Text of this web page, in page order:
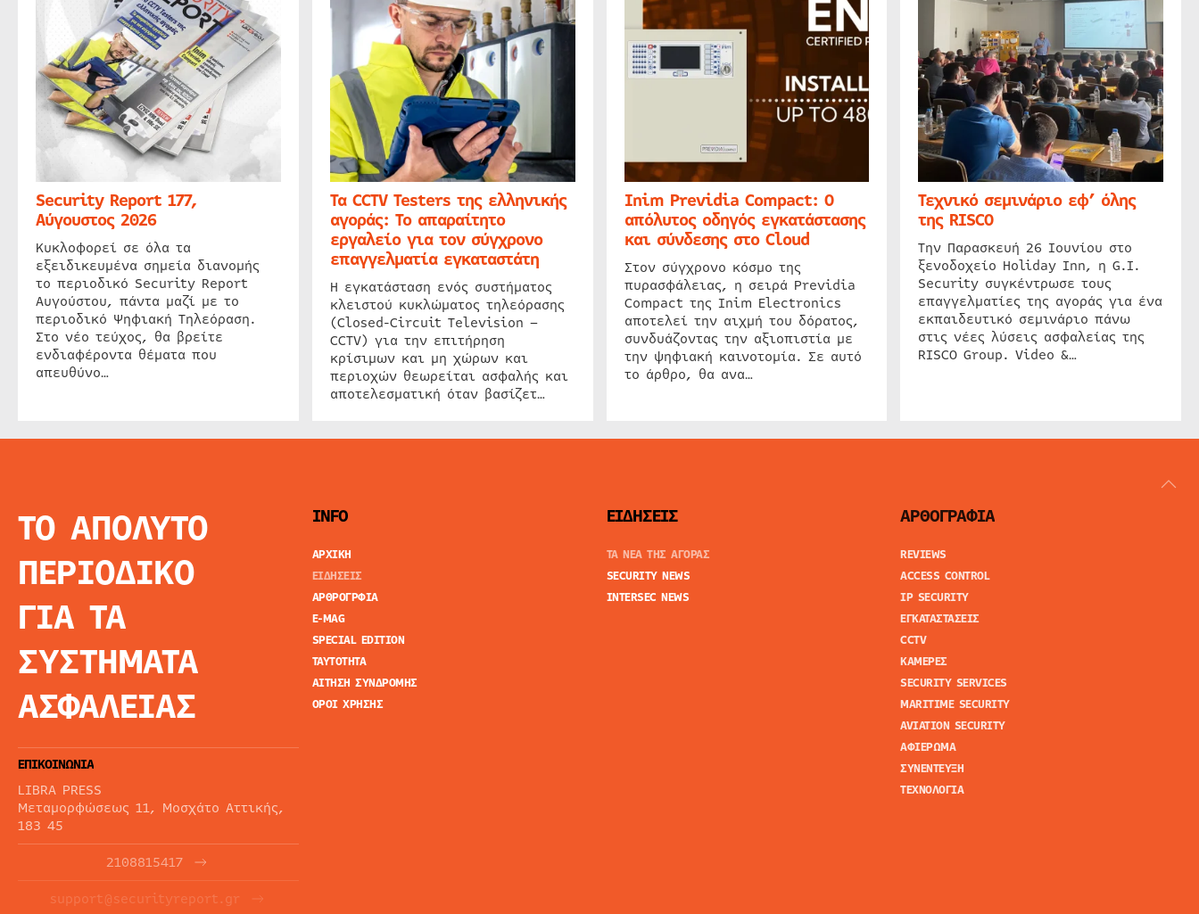
Security Report 177,
Αύγουστος 2026
Κυκλοφορεί σε όλα τα
εξειδικευμένα σημεία διανομής
το περιοδικό Security Report
Αυγούστου, πάντα μαζί με το
περιοδικό Ψηφιακή Τηλεόραση.
Στο νέο τεύχος, θα βρείτε
ενδιαφέροντα θέματα που
απευθύνο…
Τα CCTV Testers της ελληνικής
αγοράς: Το απαραίτητο
εργαλείο για τον σύγχρονο
επαγγελματία εγκαταστάτη
Η εγκατάσταση ενός συστήματος
κλειστού κυκλώματος τηλεόρασης
(Closed-Circuit Television –
CCTV) για την επιτήρηση
κρίσιμων και μη χώρων και
περιοχών θεωρείται ασφαλής και
αποτελεσματική όταν βασίζετ…
Inim Previdia Compact: Ο
απόλυτος οδηγός εγκατάστασης
και σύνδεσης στο Cloud
Στον σύγχρονο κόσμο της
πυρασφάλειας, η σειρά Previdia
Compact της Inim Electronics
αποτελεί την αιχμή του δόρατος,
συνδυάζοντας την αξιοπιστία με
την ψηφιακή καινοτομία. Σε αυτό
το άρθρο, θα ανα…
Τεχνικό σεμινάριο εφ’ όλης
της RISCO
Την Παρασκευή 26 Ιουνίου στο
ξενοδοχείο Holiday Inn, η G.I.
Security συγκέντρωσε τους
επαγγελματίες της αγοράς για ένα
εκπαιδευτικό σεμινάριο πάνω
στις νέες λύσεις ασφαλείας της
RISCO Group. Video &…
ΤΟ ΑΠΟΛΥΤΟ
ΠΕΡΙΟΔΙΚΟ
ΓΙΑ ΤΑ
ΣΥΣΤΗΜΑΤΑ
ΑΣΦΑΛΕΙΑΣ
ΕΠΙΚΟΙΝΩΝΙΑ
LIBRA PRESS
Μεταμορφώσεως 11, Μοσχάτο Αττικής,
183 45
2108815417
support@securityreport.gr
INFO
ΑΡΧΙΚΗ
ΕΙΔΗΣΕΙΣ
ΑΡΘΡΟΓΡΦΙΑ
E-MAG
SPECIAL EDITION
ΤΑΥΤΟΤΗΤΑ
ΑΙΤΗΣΗ ΣΥΝΔΡΟΜΗΣ
ΟΡΟΙ ΧΡΗΣΗΣ
ΕΙΔΗΣΕΙΣ
ΤΑ ΝΕΑ ΤΗΣ ΑΓΟΡΑΣ
SECURITY NEWS
INTERSEC NEWS
ΑΡΘΟΓΡΑΦΙΑ
REVIEWS
ACCESS CONTROL
IP SECURITY
ΕΓΚΑΤΑΣΤΑΣΕΙΣ
CCTV
ΚΑΜΕΡΕΣ
SECURITY SERVICES
MARITIME SECURITY
AVIATION SECURITY
ΑΦΙΕΡΩΜΑ
ΣΥΝΕΝΤΕΥΞΗ
ΤΕΧΝΟΛΟΓΙΑ